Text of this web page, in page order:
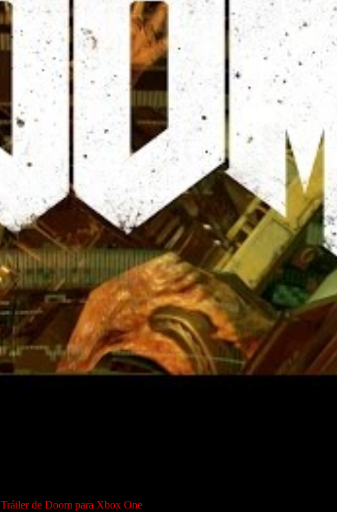
Tráiler de Doom para Xbox One